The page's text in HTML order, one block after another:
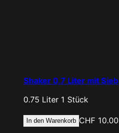
Shaker 0,7 Liter mit Sieb
0.75 Liter 1 Stück
In den Warenkorb CHF 10.00